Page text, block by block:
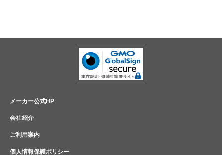
メーカー公式HP
会社紹介
ご利用案内
個人情報保護ポリシー